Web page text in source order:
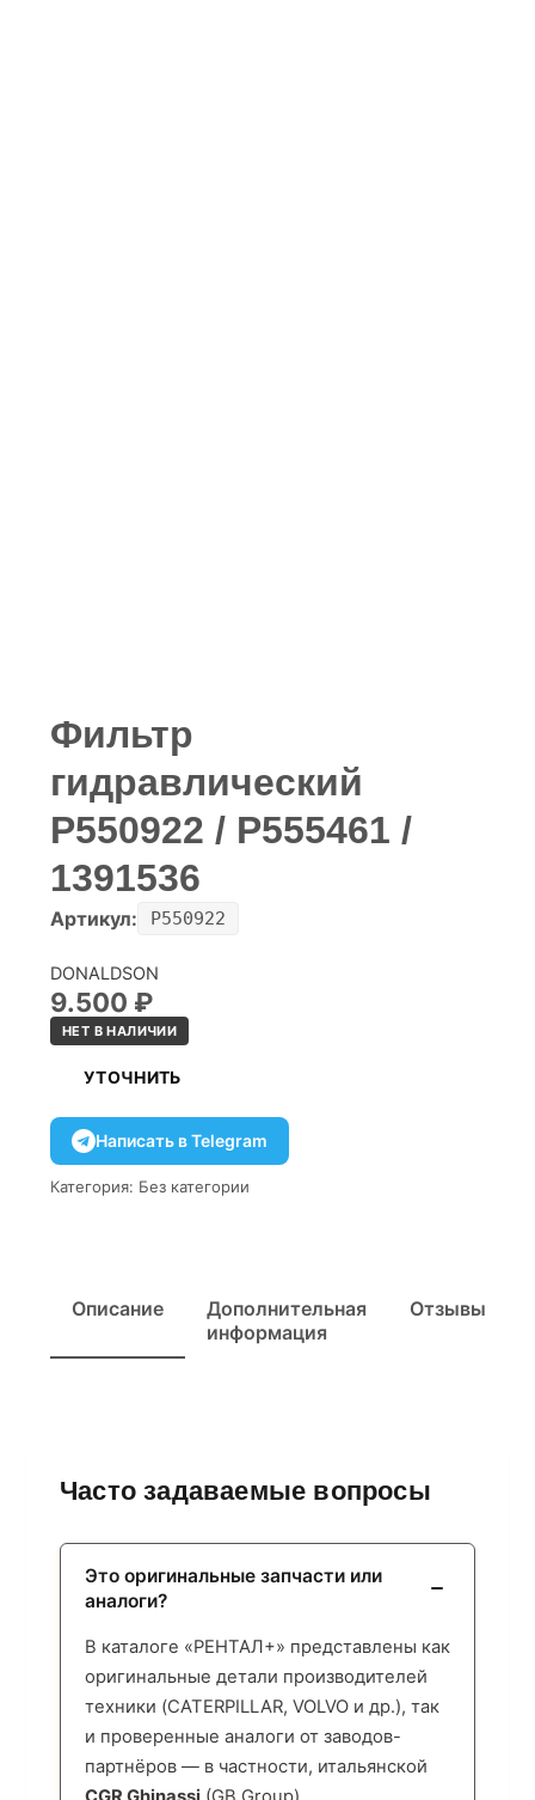
Фильтр
гидравлический
P550922 / P555461 /
1391536
Артикул: P550922
DONALDSON
9.500 ₽
НЕТ В НАЛИЧИИ
УТОЧНИТЬ
Написать в Telegram
Категория: Без категории
Описание
Дополнительная
информация
Отзывы
Часто задаваемые вопросы
Это оригинальные запчасти или
аналоги?
В каталоге «РЕНТАЛ+» представлены как
оригинальные детали производителей
техники (CATERPILLAR, VOLVO и др.), так
и проверенные аналоги от заводов-
партнёров — в частности, итальянской